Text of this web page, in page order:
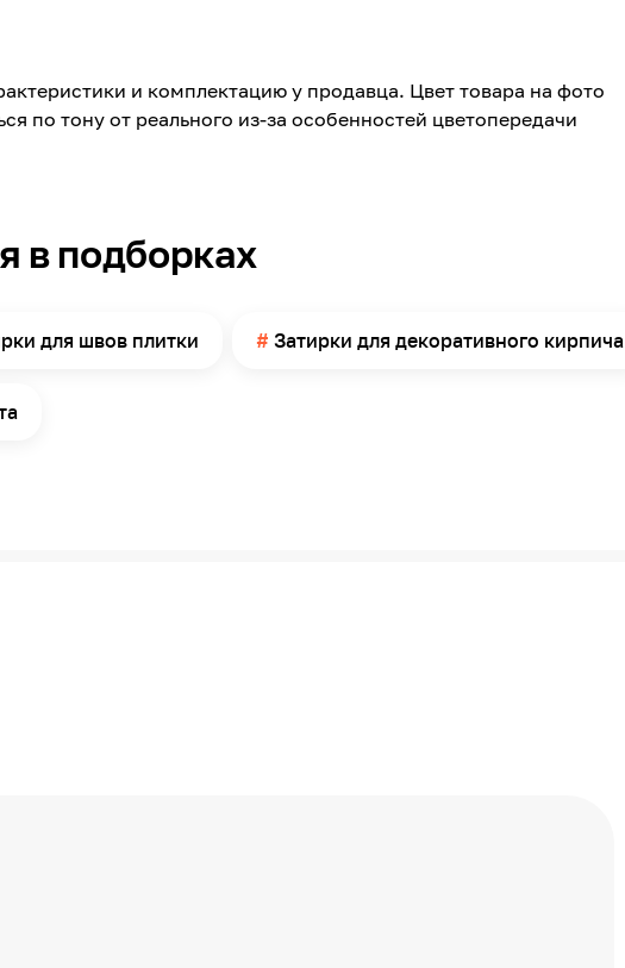
F 50
2 часа
25
и комплектацию у продавца. Цвет товара на фото
по тону от реального из-за особенностей цветопередачи
в подборках
для швов плитки Затирки для декоративного кирпича